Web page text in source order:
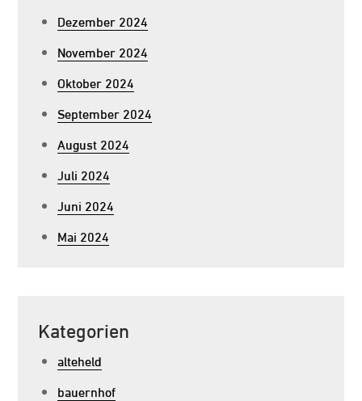
Dezember 2024
November 2024
Oktober 2024
September 2024
August 2024
Juli 2024
Juni 2024
Mai 2024
Kategorien
alteheld
bauernhof